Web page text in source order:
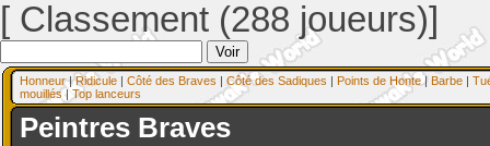
[ Classement (288 joueurs)]
Honneur|Ridicule | Côté des Braves | Côté des Sadiques | Points de Honte| Barbe |
mouillés| Top lanceurs
Peintres Braves